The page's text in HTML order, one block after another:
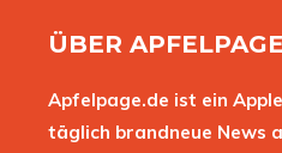
ÜBER
Apfelpage.de ist ein
täglich brandneue News